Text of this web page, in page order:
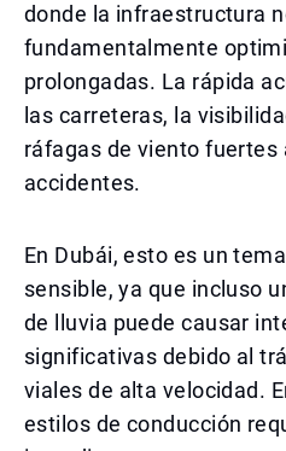
donde la infraestructura
fundamentalmente
prolongadas. La rápida
las carreteras, la
ráfagas de viento fuertes
accidentes.
En Dubái, esto es un
sensible, ya que incluso
de lluvia puede causar
significativas debido al
viales de alta velocidad.
estilos de conducción